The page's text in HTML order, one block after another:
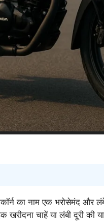
का नाम एक भरोसेमंद
चाहें या लंबी दूरी की